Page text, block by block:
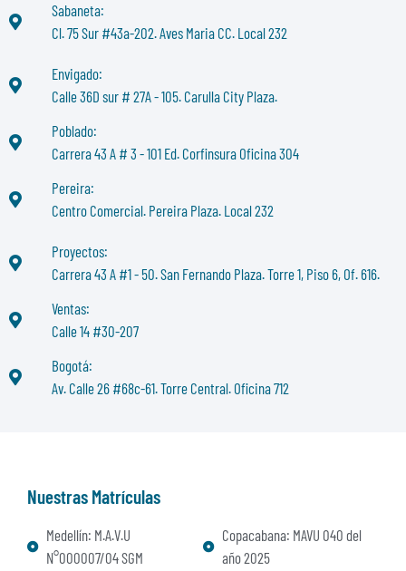
Sabaneta:
Cl. 75 Sur #43a-202. Aves Maria CC. Local 232
Envigado:
Calle 36D sur # 27A - 105. Carulla City Plaza.
Poblado:
Carrera 43 A # 3 - 101 Ed. Corfinsura Oficina 304
Pereira:
Centro Comercial. Pereira Plaza. Local 232
Proyectos:
Carrera 43 A #1 - 50. San Fernando Plaza. Torre 1, Piso 6, Of. 616.
Ventas:
Calle 14 #30-207
Bogotá:
Av. Calle 26 #68c-61. Torre Central. Oficina 712
Nuestras Matrículas
Medellín: M.A.V.U
N°000007/04 SGM
Copacabana: MAVU 040 del
año 2025